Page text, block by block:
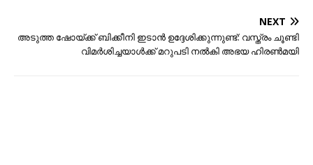
NEXT
അടുത്ത ഷോയ്ക്ക് ബിക്കീനി ഇടാൻ ഉദ്ദേശിക്കുന്നുണ്ട്: വസ്ത്രം ചൂണ്ടി
വിമർശിച്ചയാൾക്ക് മറുപടി നൽകി അഭയ ഹിരൺമയി